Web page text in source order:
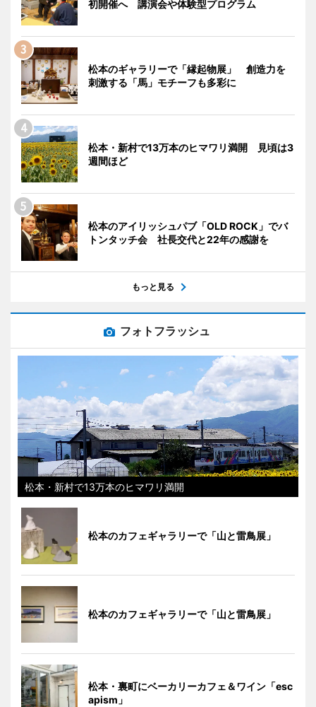
初開催へ 講演会や体験型プログラム
松本のギャラリーで「縁起物展」 創造力を
刺激する「馬」モチーフも多彩に
松本・新村で13万本のヒマワリ満開 見頃は3
週間ほど
松本のアイリッシュパブ「OLD ROCK」でバ
トンタッチ会 社長交代と22年の感謝を
もっと見る
フォトフラッシュ
松本・新村で13万本のヒマワリ満開
松本のカフェギャラリーで「山と雷鳥展」
松本のカフェギャラリーで「山と雷鳥展」
松本・裏町にベーカリーカフェ＆ワイン「esc
apism」